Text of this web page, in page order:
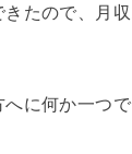
たので、月
へに何か一つ